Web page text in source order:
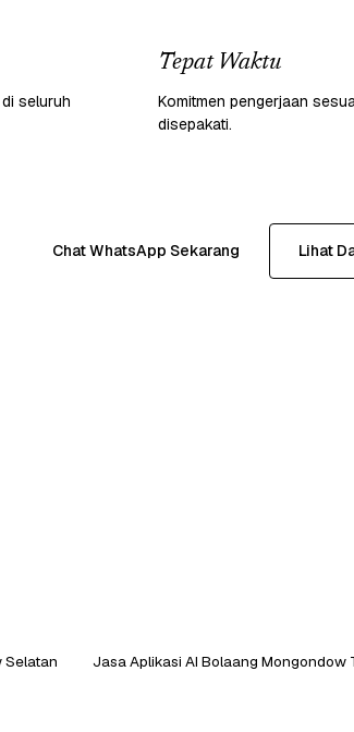
seluruh
Tepat Waktu
Komitmen pengerjaan
disepakati.
Chat WhatsApp Sekarang Lihat
Selatan
Jasa Aplikasi AI Bolaang Mongondow